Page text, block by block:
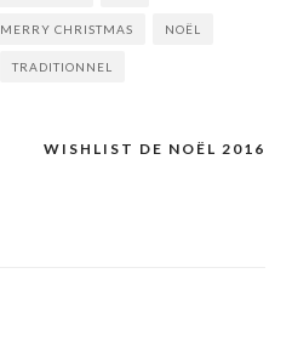
MERRY CHRISTMAS NOËL
TRADITIONNEL
WISHLIST DE NOËL 2016